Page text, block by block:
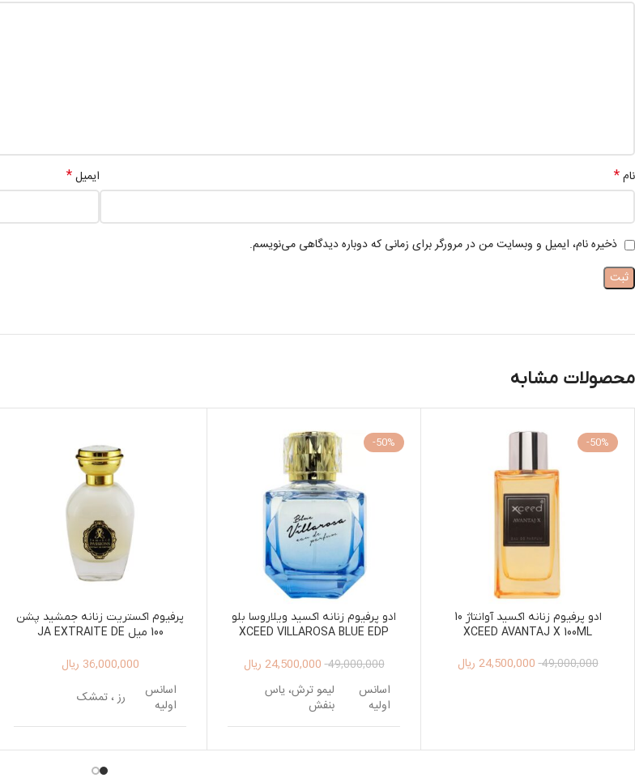
نام* ایمیل*
ذخیره نام، ایمیل و وبسایت من در مرورگر برای زمانی که دوباره دیدگاهی می‌نویسم.
محصولات مشابه
-50%
ادو پرفیوم زنانه اکسید آوانتاژ 10
XCEED AVANTAJ X 100ML
49,000,000
24,500,000 ریال
-50%
ادو پرفیوم زنانه اکسید ویلاروسا بلو
XCEED VILLAROSA BLUE EDP
49,000,000
24,500,000 ریال
اسانس
اولیه
لیمو ترش، یاس
بنفش
اسانس گل صدتومانی، چای ،
پرفیوم اکستریت زنانه جمشید پشن
100 میل JA EXTRAITE DE
36,000,000 ریال
اسانس
اولیه رز ، تمشک
اسانس یاس، گل صدتومانی،